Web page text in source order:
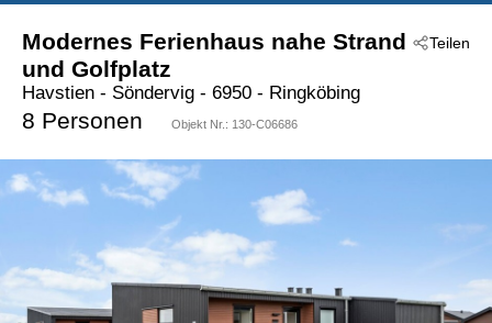
Teilen
Modernes Ferienhaus nahe Strand
und Golfplatz
Havstien - Söndervig - 6950 - Ringköbing
8 Personen Objekt Nr.: 130-C06686